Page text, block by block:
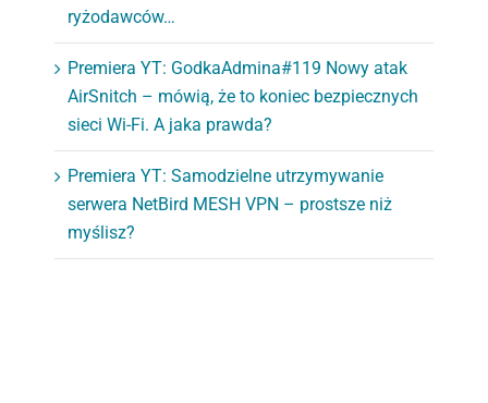
ryżodawców…
Premiera YT: GodkaAdmina#119 Nowy atak
AirSnitch – mówią, że to koniec bezpiecznych
sieci Wi-Fi. A jaka prawda?
Premiera YT: Samodzielne utrzymywanie
serwera NetBird MESH VPN – prostsze niż
myślisz?